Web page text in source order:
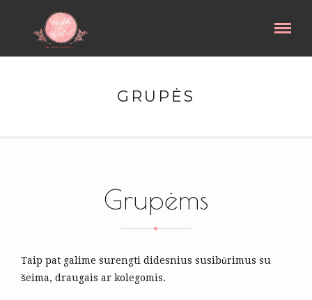
GRUPĖS
Grupėms
Taip pat galime surengti didesnius susibūrimus su
šeima, draugais ar kolegomis.